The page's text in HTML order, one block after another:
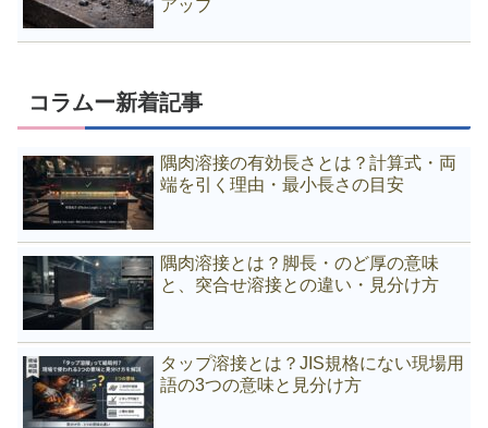
アップ
コラムー新着記事
隅肉溶接の有効長さとは？計算式・両
端を引く理由・最小長さの目安
隅肉溶接とは？脚長・のど厚の意味
と、突合せ溶接との違い・見分け方
タップ溶接とは？JIS規格にない現場用
語の3つの意味と見分け方